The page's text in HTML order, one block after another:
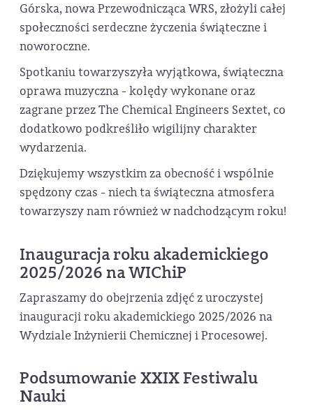
Górska, nowa Przewodnicząca WRS, złożyli całej
społeczności serdeczne życzenia świąteczne i
noworoczne.
Spotkaniu towarzyszyła wyjątkowa, świąteczna
oprawa muzyczna - kolędy wykonane oraz
zagrane przez The Chemical Engineers Sextet, co
dodatkowo podkreśliło wigilijny charakter
wydarzenia.
Dziękujemy wszystkim za obecność i wspólnie
spędzony czas - niech ta świąteczna atmosfera
towarzyszy nam również w nadchodzącym roku!
Inauguracja roku akademickiego
2025/2026 na WIChiP
Zapraszamy do obejrzenia zdjęć z uroczystej
inauguracji roku akademickiego 2025/2026 na
Wydziale Inżynierii Chemicznej i Procesowej.
Podsumowanie XXIX Festiwalu
Nauki